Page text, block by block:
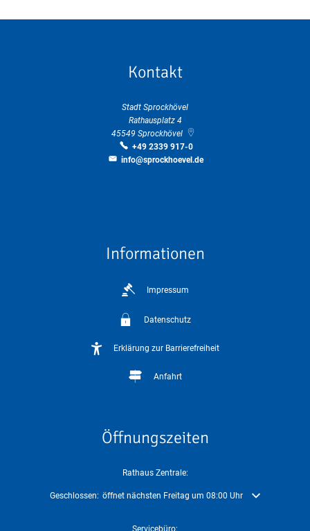
Kontakt
Stadt Sprockhövel
Rathausplatz 4
45549 Sprockhövel
+49 2339 917-0
info@sprockhoevel.de
Informationen
Impressum
Datenschutz
Erklärung zur Barrierefreiheit
Anfahrt
Öffnungszeiten
Rathaus Zentrale:
Klicken, um weitere Öffnungs- oder Schließzeiten auszublenden
Geschlossen: öffnet nächsten Freitag um 08:00 Uhr
Servicebüro: